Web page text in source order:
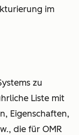
im
zu
Liste mit
Eigenschaften,
die für OMR